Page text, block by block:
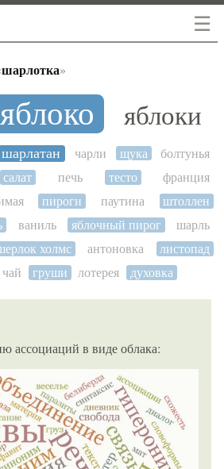
☰
шарлотка»
яблоко яблоки
шарлатан чарли щука
болтунья
салат печь тесто
франция
пироги паутина
штоллен
ваниль яблочный пирог
шарль
холмс антоновка
листопад
чай груши лотерея духовка
ассоциаций в виде облака: